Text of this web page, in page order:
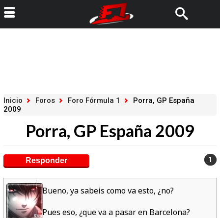
Inicio Foros Foro Fórmula 1
Porra, GP España
2009
Porra, GP España 2009
Responder 1
Bueno, ya sabeis como va esto, ¿no?
Pues eso, ¿que va a pasar en Barcelona?